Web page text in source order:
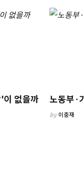
없을까 노동부·
by이충재